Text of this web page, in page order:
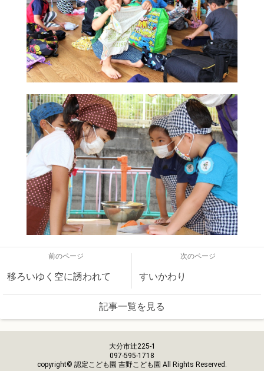
前のページ
移ろいゆく空に誘われて
次のページ
すいかわり
記事一覧を見る
大分市辻225-1
097-595-1718
copyright© 認定こども園 吉野こども園 All Rights Reserved.